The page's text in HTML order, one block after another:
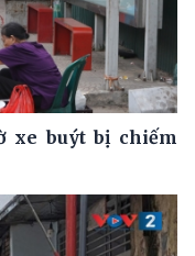
xe buýt bị chiếm